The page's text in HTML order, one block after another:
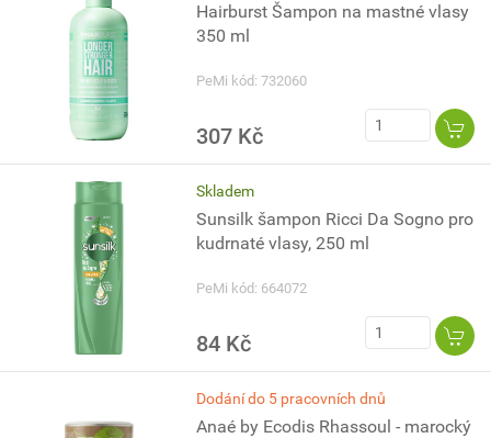
Hairburst Šampon na mastné vlasy
350 ml
PeMi kód: 732060
307 Kč
Skladem
Sunsilk šampon Ricci Da Sogno pro
kudrnaté vlasy, 250 ml
PeMi kód: 664072
84 Kč
Dodání do 5 pracovních dnů
Anaé by Ecodis Rhassoul - marocký